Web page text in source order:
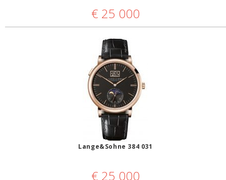
€ 25 000
Lange&Sohne 384 031
€ 25 000